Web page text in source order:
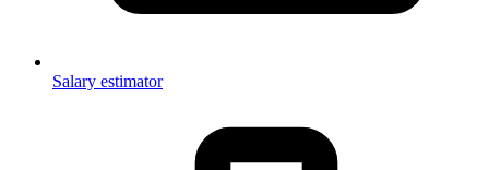
Salary estimator